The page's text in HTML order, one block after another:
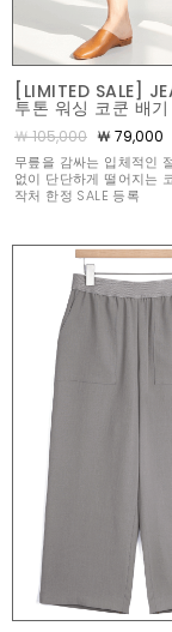
[LIMITED SALE]
투톤 워싱 코쿤 배
￦ 105,000 ￦ 79,000
무릎을 감싸는 입체적인
없이 단단하게 떨어지는
작처 한정 SALE 등록